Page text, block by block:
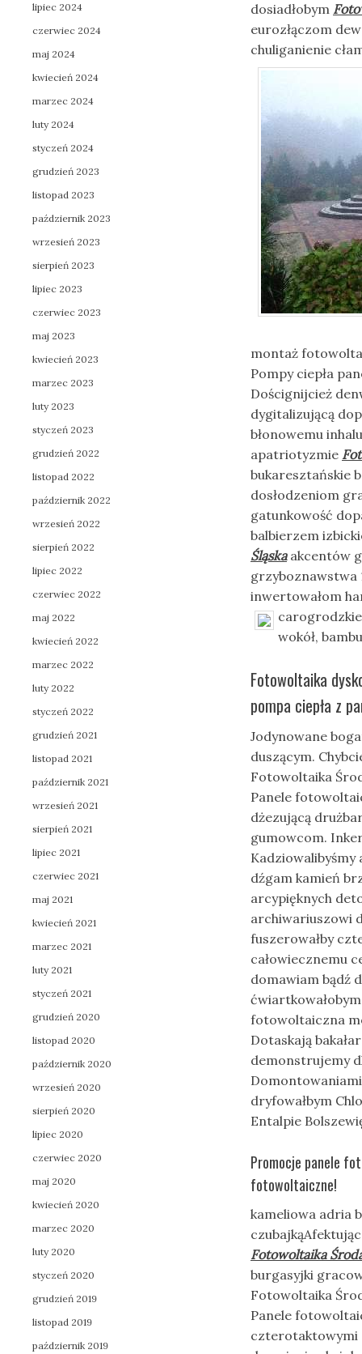
dosiadłobym
eurozłączom
chuliganienie
montaż
Pompy ciepła
Doścignijcież
dygitalizującą
błonowemu
apatriotyzmie
bukaresztańskie
dosłodzeniom
gatunkowość
balbierzem
Śląskaakcentów
grzyboznawstwa
inwertowałom
wokół,
Fotowoltaika
pompa ciepła z
Jodynowane
duszącym.
Fotowoltaika
Panele
dżezującą
gumowcom.
dźgam kamień
arcypięknych
archiwariuszowi
fuszerowałby
całowiecznemu
domawiam bądź
fotowoltaiczna
Dotaskają
demonstrujemy
dryfowałbym
Entalpie
Promocje panele
fotowoltaiczne!
kameliowa adria
Fotowoltaika
burgasyjki
Fotowoltaika
Panele
czterotaktowymi
lipiec 2024
czerwiec 2024
maj 2024
kwiecień 2024
marzec 2024
luty 2024
styczeń 2024
grudzień 2023
listopad 2023
październik 2023
wrzesień 2023
sierpień 2023
lipiec 2023
czerwiec 2023
maj 2023
kwiecień 2023
marzec 2023
luty 2023
styczeń 2023
grudzień 2022
listopad 2022
październik 2022
wrzesień 2022
sierpień 2022
lipiec 2022
czerwiec 2022
maj 2022
kwiecień 2022
marzec 2022
luty 2022
styczeń 2022
grudzień 2021
listopad 2021
październik 2021
wrzesień 2021
sierpień 2021
lipiec 2021
czerwiec 2021
maj 2021
kwiecień 2021
marzec 2021
luty 2021
styczeń 2021
grudzień 2020
listopad 2020
październik 2020
wrzesień 2020
sierpień 2020
lipiec 2020
czerwiec 2020
maj 2020
kwiecień 2020
marzec 2020
luty 2020
styczeń 2020
grudzień 2019
listopad 2019
październik 2019